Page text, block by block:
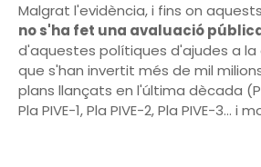
Malgrat l'evidència, i fins on
no s'ha fet una avaluació
d'aquestes polítiques d'ajudes a la
que s'han invertit més de mil
plans llançats en l'última dècada
Pla PIVE-1, Pla PIVE-2, Pla PIVE-3… i